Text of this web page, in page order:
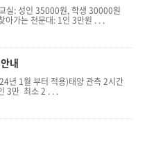
실: 성인 35000원, 학생 30000원
아가는 천문대: 1인 3만원 . . .
내
년 1월 부터 적용)태양 관측 2시간
3만 최소 2 . . .